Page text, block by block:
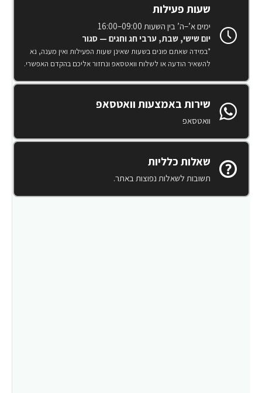
שעות פעילות
ימים א’–ה’ בין השעות 09:00–16:00
יום שישי, שבת, ערבי חג וחגים — סגור
*במידה שאתם פונים בשעות שאינן שעות הפעילות ואין מענה, נא
להשאיר הודעה או לשלוח וואטסאפ ונחזור אליכם בהקדם האפשרי.
שירות באמצעות וואטסאפ
וואטסאפ
שאלות כלליות
תשובות לשאלות נפוצות באתר.